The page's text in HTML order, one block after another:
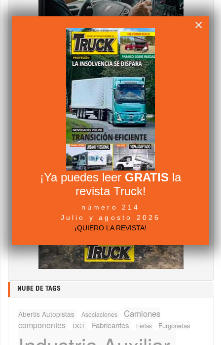
NUBE DE TAGS
Abertis Autopistas Asociaciones Camiones
componentes DGT Fabricantes Ferias Furgonetas
×
¡Ya puedes leer GRATIS la
revista Truck!
número 214
Julio y agosto 2026
¡QUIERO LA REVISTA!